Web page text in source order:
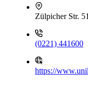
Zülpicher Str.
(0221) 441600
https://